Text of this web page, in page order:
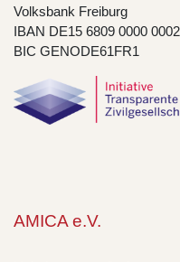
Volksbank Freiburg
IBAN DE15 6809 0000
BIC GENODE61FR1
AMICA e.V.